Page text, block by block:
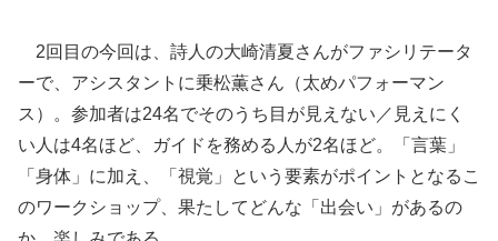
2回目の今回は、詩人の大崎清夏さんがファシリテータ
ーで、アシスタントに乗松薫さん（太めパフォーマン
ス）。参加者は24名でそのうち目が見えない／見えにく
い人は4名ほど、ガイドを務める人が2名ほど。「言葉」
「身体」に加え、「視覚」という要素がポイントとなるこ
のワークショップ、果たしてどんな「出会い」があるの